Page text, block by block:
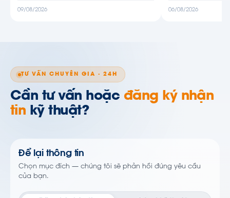
09/08/2026 06/08/2026
TƯ VẤN CHUYÊN GIA · 24H
Cần tư vấn hoặc đăng ký nhận
tin kỹ thuật?
Để lại thông tin
Chọn mục đích — chúng tôi sẽ phản hồi đúng yêu cầu
của bạn.